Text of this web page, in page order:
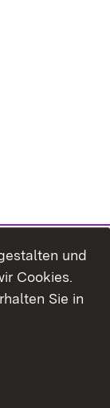
und
Cookies.
Sie in